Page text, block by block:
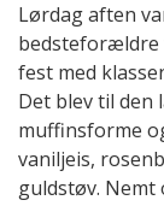
Lørdag aften
bedsteforældre
fest med
Det blev til den
muffinsforme
vaniljeis,
guldstøv.